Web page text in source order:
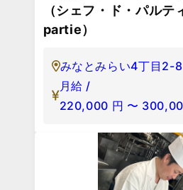
（シェフ・ド・パル
partie）
みなとみらい4丁目2-8
月給 /
220,000 円 〜